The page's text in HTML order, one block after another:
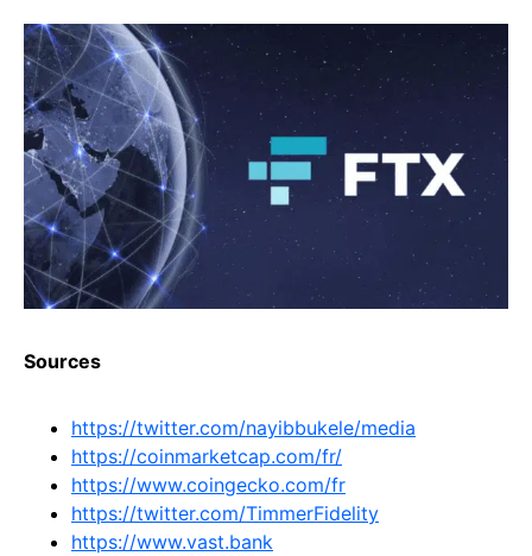
Sources
https://twitter.com/nayibbukele/media
https://coinmarketcap.com/fr/
https://www.coingecko.com/fr
https://twitter.com/TimmerFidelity
https://www.vast.bank